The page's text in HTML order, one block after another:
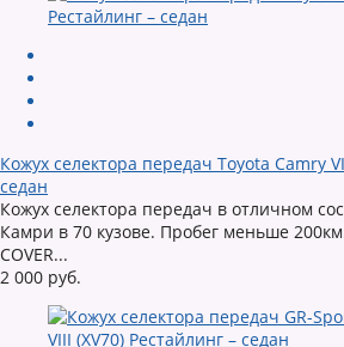
Кожух селектора передач Toyota Camry
седан
Кожух селектора передач в отличном
Камри в 70 кузове. Пробег меньше
COVER...
2 000 руб.